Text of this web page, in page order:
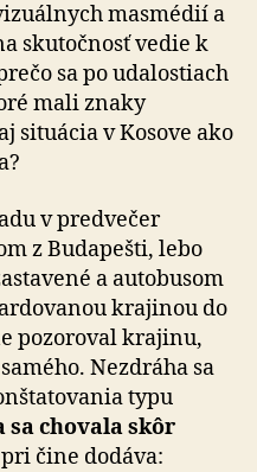
mas­mé­dií a
skutočnosť vedie k
sa po udalostiach
mali znaky
situácia v Kosove ako
v predvečer
z Budapešti, lebo
a autobusom
krajinou do
pozoroval krajinu,
Nezdráha sa
typu
chovala skôr
čine dodáva: